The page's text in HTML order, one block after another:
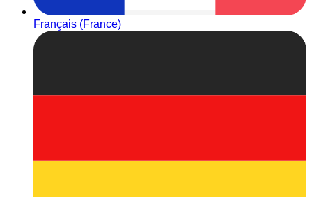
Français (France)